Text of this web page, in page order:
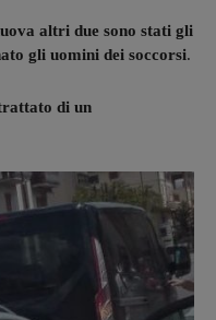
altri due sono stati gli
gli uomini dei soccorsi.
di un